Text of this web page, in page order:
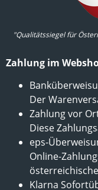
"Qualitätssiegel für
Zahlung im
Der
Zahlung vor
Diese
eps-
Online-
Klarna